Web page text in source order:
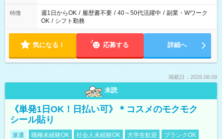
特徴 週1日からOK / 履歴書不要 / 40～50代活躍中 / 副業・Wワーク
OK / シフト勤務
気になる！ 応募する 詳細へ
掲載日：2026.08.09
未読
《単発1日OK！日払い可》＊コスメのモクモク
シール貼り
派遣 職種未経験OK 社会人未経験OK 大学生歓迎
ブランクOK